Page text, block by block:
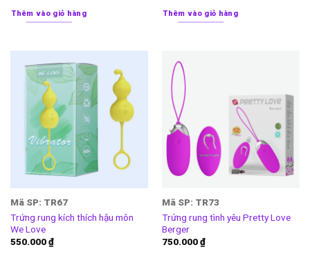
Thêm vào giỏ hàng Thêm vào giỏ hàng
Mã SP: TR67
Trứng rung kích thích hậu môn
We Love
550.000₫
Mã SP: TR73
Trứng rung tình yêu Pretty Love
Berger
750.000₫